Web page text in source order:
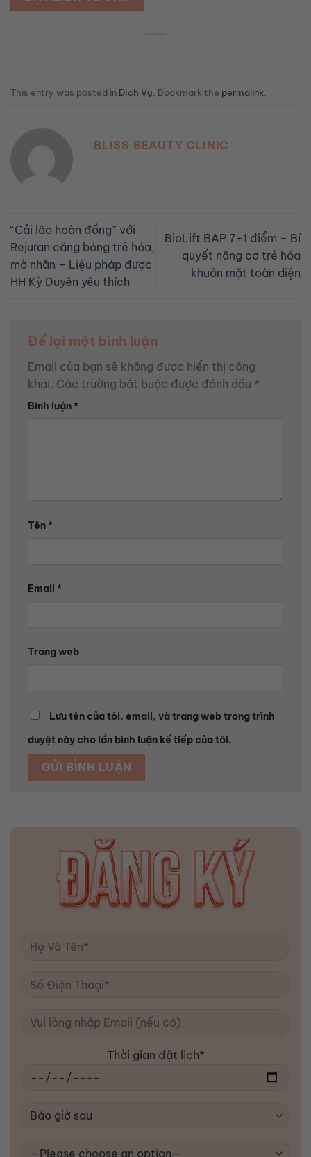
This entry was posted in Dịch Vụ . Bookmark the permalink
BLISS BEAUTY CLINIC
“Cải lão hoàn đồng” với
Rejuran căng bóng trẻ hóa,
mờ nhăn – Liệu pháp được
HH Kỳ Duyên yêu thích
BioLift BAP 7+1 điểm – Bí
quyết nâng cơ trẻ hóa
khuôn mặt toàn diện
Để lại một bình luận
Email của bạn sẽ không được hiển thị công
khai. Các trường bắt buộc được đánh dấu *
Bình luận*
Tên*
Email *
Trang web
Lưu tên của tôi, email, và trang web trong trình
duyệt này cho lần bình luận kế tiếp của tôi.
Thời gian đặt lịch*